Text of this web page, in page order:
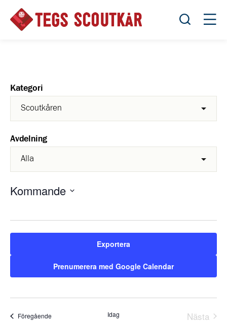
Öppna
Kategori
Avdelning
Kommande
datum.
Exportera
Prenumerera med Google Calendar
Föregående Idag
Nästa